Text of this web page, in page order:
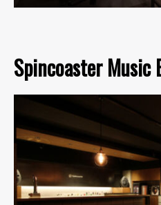
Spincoaster Music